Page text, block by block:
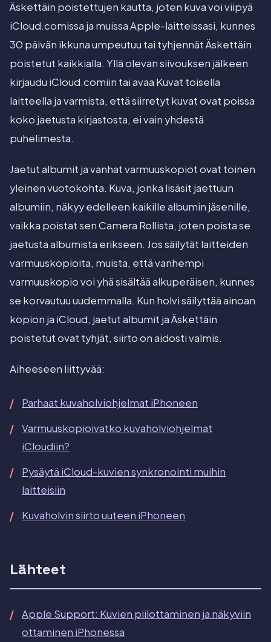
Äskettäin poistettujen kautta, joten kuva voi viipyä
iCloud.comissa ja muissa Apple-laitteissasi, kunnes
30 päivän ikkuna umpeutuu tai tyhjennät Äskettäin
poistetut kaikkialla. Yllä olevan siivouksen jälkeen
kirjaudu iCloud.comiin tai avaa Kuvat toisella
laitteella ja varmista, että siirretyt kuvat ovat poissa
koko jaetusta kirjastosta, ei vain yhdestä
puhelimesta.
Jaetut albumit ja vanhat varmuuskopiot ovat toinen
yleinen vuotokohta. Kuva, jonka lisäsit jaettuun
albumiin, näkyy edelleen kaikille albumin jäsenille,
vaikka poistat sen Camera Rollista, joten poista se
jaetusta albumista erikseen. Jos säilytät laitteiden
varmuuskopioita, muista, että vanhempi
varmuuskopio voi yhä sisältää alkuperäisen, kunnes
se korvautuu uudemmalla. Kun holvi säilyttää ainoan
kopion ja iCloud, jaetut albumit ja Äskettäin
poistetut ovat tyhjät, siirto on aidosti valmis.
Aiheeseen liittyvää:
Parhaat kuvaholviohjelmat iPhoneen
Varmuuskopioivatko kuvaholviohjelmat
iCloudiin?
Pysäytä iCloud-kuvien synkronointi muihin
laitteisiin
Kuvaholvin siirto uuteen iPhoneen
Lähteet
Apple Support: Kuvien piilottaminen ja näkyviin
ottaminen iPhonessa